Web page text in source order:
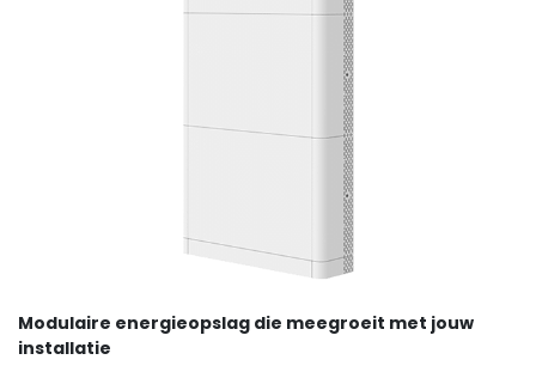
Modulaire energieopslag die meegroeit met jouw
installatie